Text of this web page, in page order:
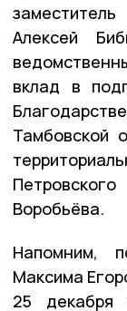
Алексей
вклад в
Тамбовской
Воробьёва.
Напомним,
Максима
25 декабря